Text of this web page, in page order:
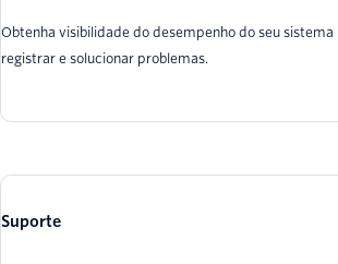
Obtenha visibilidade do desempenho do seu
registrar e solucionar problemas.
Suporte